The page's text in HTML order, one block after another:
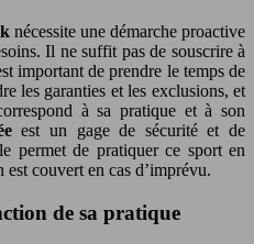
nécessite une démarche proactive
Il ne suffit pas de souscrire à
important de prendre le temps de
les garanties et les exclusions, et
à sa pratique et à son
est un gage de sécurité et de
permet de pratiquer ce sport en
est couvert en cas d’imprévu.
de sa pratique